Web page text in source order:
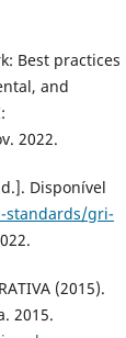
Best practices
and
2022.
Disponível
standards/gri-
(2015).
2015.